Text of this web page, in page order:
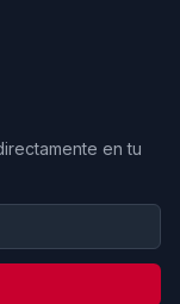
en tu